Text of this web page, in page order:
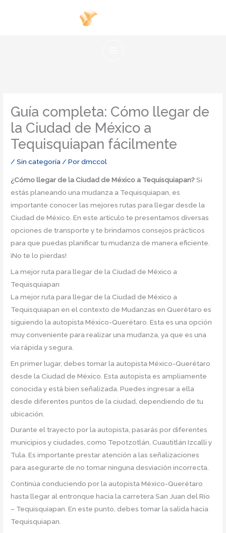
Guía completa: Cómo llegar de
la Ciudad de México a
Tequisquiapan fácilmente
/Sin categoría/ Pordmccol
¿Cómo llegar de la Ciudad de México a Tequisquiapan?Si
estás planeando una mudanza a Tequisquiapan, es
importante conocer las mejores rutas para llegar desde la
Ciudad de México. En este artículo te presentamos diversas
opciones de transporte y te brindamos consejos prácticos
para que puedas planificar tu mudanza de manera eficiente.
¡No te lo pierdas!
La mejor ruta para llegar de la Ciudad de México a
Tequisquiapan
La mejor ruta para llegar de la Ciudad de México a
Tequisquiapan en el contexto de Mudanzas en Querétaro es
siguiendo la autopista México-Querétaro. Esta es una opción
muy conveniente para realizar una mudanza, ya que es una
vía rápida y segura.
En primer lugar, debes tomar la autopista México-Querétaro
desde la Ciudad de México. Esta autopista es ampliamente
conocida y está bien señalizada. Puedes ingresar a ella
desde diferentes puntos de la ciudad, dependiendo de tu
ubicación.
Durante el trayecto por la autopista, pasarás por diferentes
municipios y ciudades, como Tepotzotlán, Cuautitlán Izcalli y
Tula. Es importante prestar atención a las señalizaciones
para asegurarte de no tomar ninguna desviación incorrecta.
Continúa conduciendo por la autopista México-Querétaro
hasta llegar al entronque hacia la carretera San Juan del Río
– Tequisquiapan. En este punto, debes tomar la salida hacia
Tequisquiapan.